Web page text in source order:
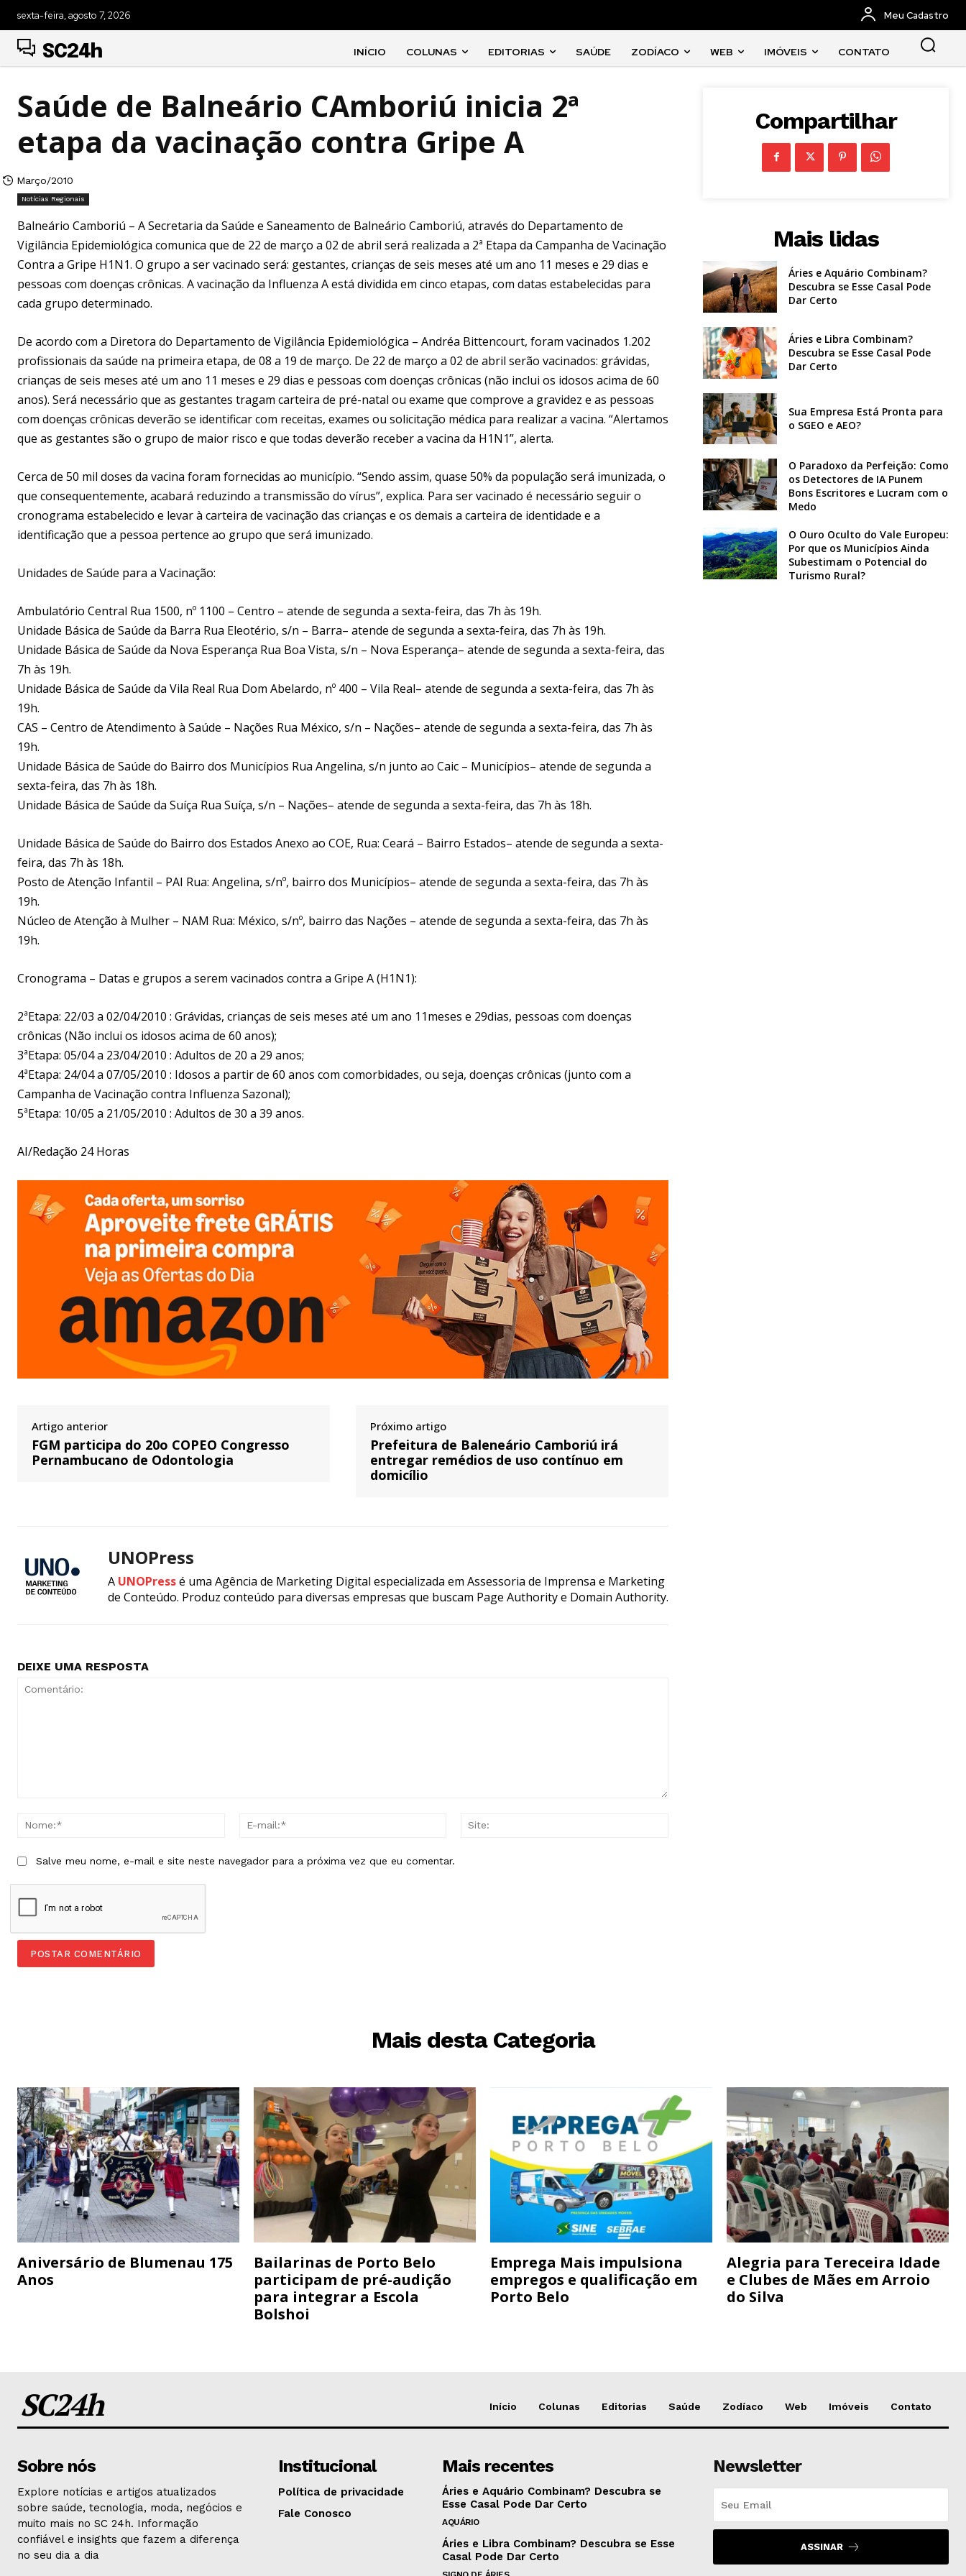
sexta-feira, agosto 7, 2026 Meu Cadastro
SC24h INÍCIO COLUNAS EDITORIAS SAÚDE ZODÍACO WEB IMÓVEIS CONTATO
Saúde de Balneário CAmboriú inicia 2ª
etapa da vacinação contra Gripe A
Março/2010
Notícias Regionais
Balneário Camboriú – A Secretaria da Saúde e Saneamento de Balneário Camboriú, através do Departamento de
Vigilância Epidemiológica comunica que de 22 de março a 02 de abril será realizada a 2ª Etapa da Campanha de Vacinação
Contra a Gripe H1N1. O grupo a ser vacinado será: gestantes, crianças de seis meses até um ano 11 meses e 29 dias e
pessoas com doenças crônicas. A vacinação da Influenza A está dividida em cinco etapas, com datas estabelecidas para
cada grupo determinado.
De acordo com a Diretora do Departamento de Vigilância Epidemiológica – Andréa Bittencourt, foram vacinados 1.202
profissionais da saúde na primeira etapa, de 08 a 19 de março. De 22 de março a 02 de abril serão vacinados: grávidas,
crianças de seis meses até um ano 11 meses e 29 dias e pessoas com doenças crônicas (não inclui os idosos acima de 60
anos). Será necessário que as gestantes tragam carteira de pré-natal ou exame que comprove a gravidez e as pessoas
com doenças crônicas deverão se identificar com receitas, exames ou solicitação médica para realizar a vacina. “Alertamos
que as gestantes são o grupo de maior risco e que todas deverão receber a vacina da H1N1”, alerta.
Cerca de 50 mil doses da vacina foram fornecidas ao município. “Sendo assim, quase 50% da população será imunizada, o
que consequentemente, acabará reduzindo a transmissão do vírus”, explica. Para ser vacinado é necessário seguir o
cronograma estabelecido e levar à carteira de vacinação das crianças e os demais a carteira de identidade e a
identificação que a pessoa pertence ao grupo que será imunizado.
Unidades de Saúde para a Vacinação:
Ambulatório Central Rua 1500, nº 1100 – Centro – atende de segunda a sexta-feira, das 7h às 19h.
Unidade Básica de Saúde da Barra Rua Eleotério, s/n – Barra– atende de segunda a sexta-feira, das 7h às 19h.
Unidade Básica de Saúde da Nova Esperança Rua Boa Vista, s/n – Nova Esperança– atende de segunda a sexta-feira, das
7h às 19h.
Unidade Básica de Saúde da Vila Real Rua Dom Abelardo, nº 400 – Vila Real– atende de segunda a sexta-feira, das 7h às
19h.
CAS – Centro de Atendimento à Saúde – Nações Rua México, s/n – Nações– atende de segunda a sexta-feira, das 7h às
19h.
Unidade Básica de Saúde do Bairro dos Municípios Rua Angelina, s/n junto ao Caic – Municípios– atende de segunda a
sexta-feira, das 7h às 18h.
Unidade Básica de Saúde da Suíça Rua Suíça, s/n – Nações– atende de segunda a sexta-feira, das 7h às 18h.
Unidade Básica de Saúde do Bairro dos Estados Anexo ao COE, Rua: Ceará – Bairro Estados– atende de segunda a sexta-
feira, das 7h às 18h.
Posto de Atenção Infantil – PAI Rua: Angelina, s/nº, bairro dos Municípios– atende de segunda a sexta-feira, das 7h às
19h.
Núcleo de Atenção à Mulher – NAM Rua: México, s/nº, bairro das Nações – atende de segunda a sexta-feira, das 7h às
19h.
Cronograma – Datas e grupos a serem vacinados contra a Gripe A (H1N1):
2ªEtapa: 22/03 a 02/04/2010 : Grávidas, crianças de seis meses até um ano 11meses e 29dias, pessoas com doenças
crônicas (Não inclui os idosos acima de 60 anos);
3ªEtapa: 05/04 a 23/04/2010 : Adultos de 20 a 29 anos;
4ªEtapa: 24/04 a 07/05/2010 : Idosos a partir de 60 anos com comorbidades, ou seja, doenças crônicas (junto com a
Campanha de Vacinação contra Influenza Sazonal);
5ªEtapa: 10/05 a 21/05/2010 : Adultos de 30 a 39 anos.
AI/Redação 24 Horas
Artigo anterior
FGM participa do 20o COPEO Congresso
Pernambucano de Odontologia
Próximo artigo
Prefeitura de Baleneário Camboriú irá
entregar remédios de uso contínuo em
domicílio
UNOPress
A UNOPressé uma Agência de Marketing Digital especializada em Assessoria de Imprensa e Marketing
de Conteúdo. Produz conteúdo para diversas empresas que buscam Page Authority e Domain Authority.
DEIXE UMA RESPOSTA
Nome:*
Salve meu nome, e-mail e site neste navegador para a próxima vez que eu comentar.
Compartilhar
Mais lidas
Áries e Aquário Combinam?
Descubra se Esse Casal Pode
Dar Certo
Áries e Libra Combinam?
Descubra se Esse Casal Pode
Dar Certo
Sua Empresa Está Pronta para
o SGEO e AEO?
O Paradoxo da Perfeição: Como
os Detectores de IA Punem
Bons Escritores e Lucram com o
Medo
O Ouro Oculto do Vale Europeu:
Por que os Municípios Ainda
Subestimam o Potencial do
Turismo Rural?
Mais desta Categoria
Aniversário de Blumenau 175
Anos
Bailarinas de Porto Belo
participam de pré-audição
para integrar a Escola
Bolshoi
Emprega Mais impulsiona
empregos e qualificação em
Porto Belo
Alegria para Tereceira Idade
e Clubes de Mães em Arroio
do Silva
SC24h Início Colunas Editorias Saúde Zodíaco Web Imóveis Contato
Sobre nós
Explore notícias e artigos atualizados
sobre saúde, tecnologia, moda, negócios e
muito mais no SC 24h. Informação
confiável e insights que fazem a diferença
no seu dia a dia
Institucional
Política de privacidade
Fale Conosco
Mais recentes
Áries e Aquário Combinam? Descubra se
Esse Casal Pode Dar Certo
AQUÁRIO
Áries e Libra Combinam? Descubra se Esse
Casal Pode Dar Certo
Newsletter
ASSINAR